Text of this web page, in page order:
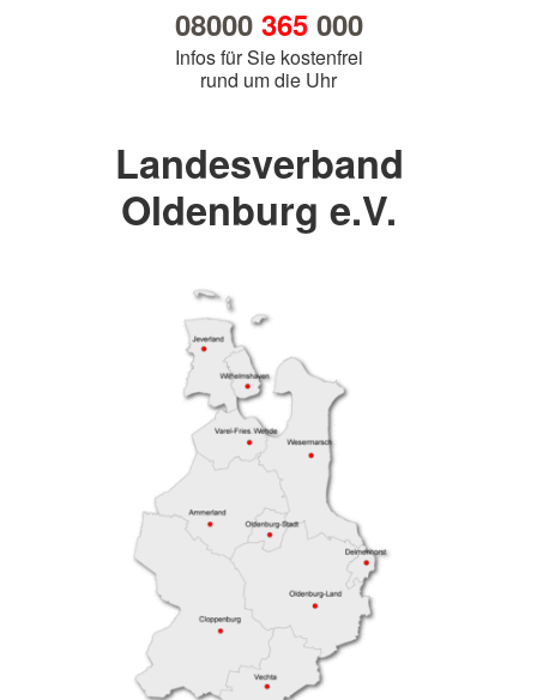
08000 365000
Infos für Sie kostenfrei
rund um die Uhr
Landesverband
Oldenburg e.V.